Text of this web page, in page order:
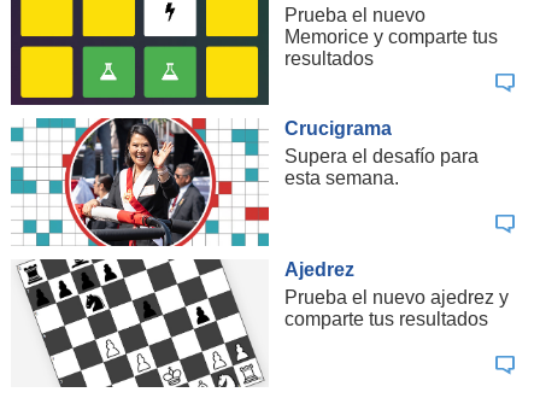
Prueba el nuevo
Memorice y comparte tus
resultados
Crucigrama
Supera el desafío para
esta semana.
Ajedrez
Prueba el nuevo ajedrez y
comparte tus resultados